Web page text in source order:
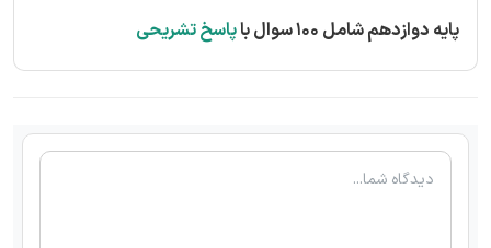
پایه دوازدهم شامل 100 سوال با
پاسخ تشریحی